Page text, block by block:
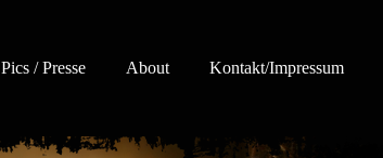
Pics / Presse About Kontakt/Impressum